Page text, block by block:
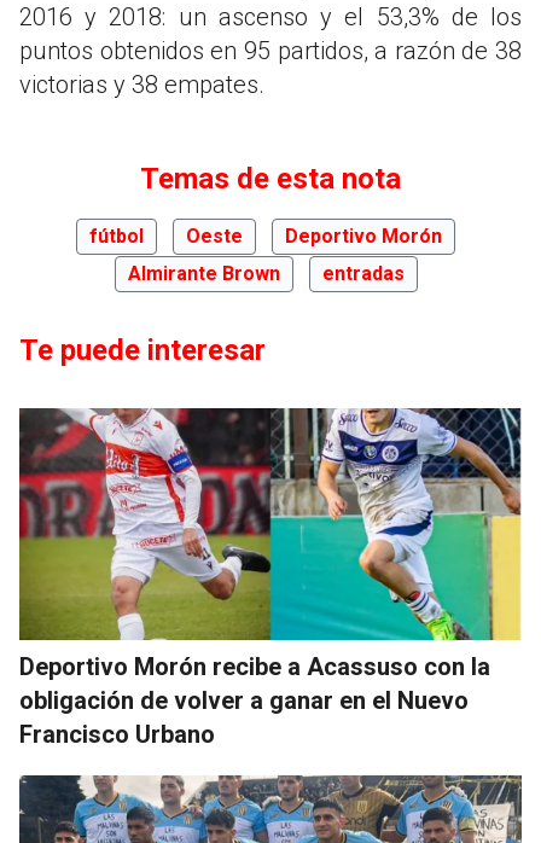
2016 y 2018: un ascenso y el 53,3% de los
puntos obtenidos en 95 partidos, a razón de 38
victorias y 38 empates.
Temas de esta nota
fútbol Oeste
Deportivo Morón
Almirante Brown
entradas
Te puede interesar
Deportivo Morón recibe a Acassuso con la
obligación de volver a ganar en el Nuevo
Francisco Urbano